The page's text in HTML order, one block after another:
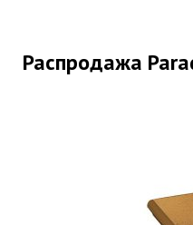
Распродажа